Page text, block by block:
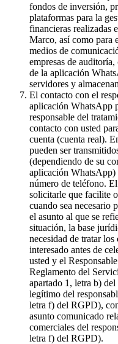
fondos de inversión,
plataformas para la
financieras realizadas
Marco, así como para
medios de
empresas de
de la aplicación
servidores y
El contacto con el
aplicación WhatsApp
responsable del
contacto con usted
cuenta (cuenta real).
pueden ser
(dependiendo de su
aplicación WhatsApp)
número de teléfono.
solicitarle que facilite
cuando sea necesario
el asunto al que se
situación, la base
necesidad de tratar
interesado antes de
usted y el
Reglamento del
apartado 1, letra b)
legítimo del
letra f) del RGPD),
asunto comunicado
comerciales del
letra f) del RGPD).